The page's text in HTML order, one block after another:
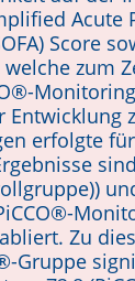
Acute
Score
welche
erfolgte
Zu
Gruppe